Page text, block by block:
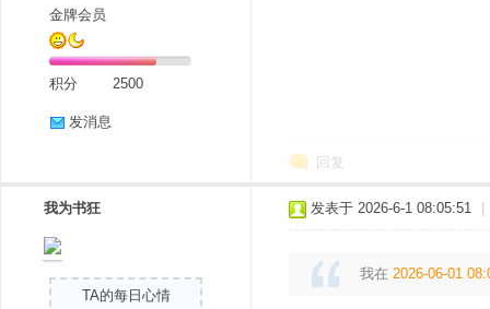
金牌会员
积分 2500
发消息
回复
我为书狂
TA的每日心情
发表于 2026-6-1 08:05:51
我在 2026-06-01